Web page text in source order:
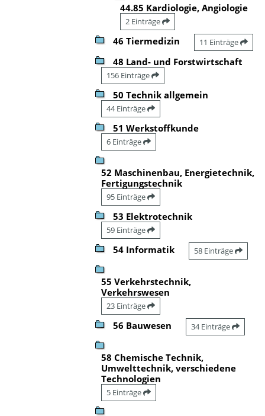
44.85 Kardiologie, Angiologie
2 Einträge
46 Tiermedizin 11 Einträge
48 Land- und Forstwirtschaft
156 Einträge
50 Technik allgemein
44 Einträge
51 Werkstoffkunde
6 Einträge
52 Maschinenbau, Energietechnik,
Fertigungstechnik
95 Einträge
53 Elektrotechnik
59 Einträge
54 Informatik 58 Einträge
55 Verkehrstechnik,
Verkehrswesen
23 Einträge
56 Bauwesen 34 Einträge
58 Chemische Technik,
Umwelttechnik, verschiedene
Technologien
5 Einträge